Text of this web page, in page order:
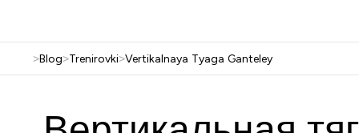
>Blog>Trenirovki>Vertikalnaya Tyaga Ganteley